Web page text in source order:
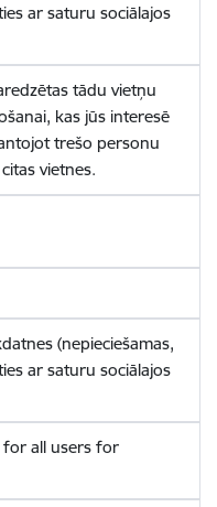
ar saturu sociālajos
tādu vietņu
kas jūs interesē
trešo personu
vietnes.
(nepieciešamas,
ar saturu sociālajos
for all users for